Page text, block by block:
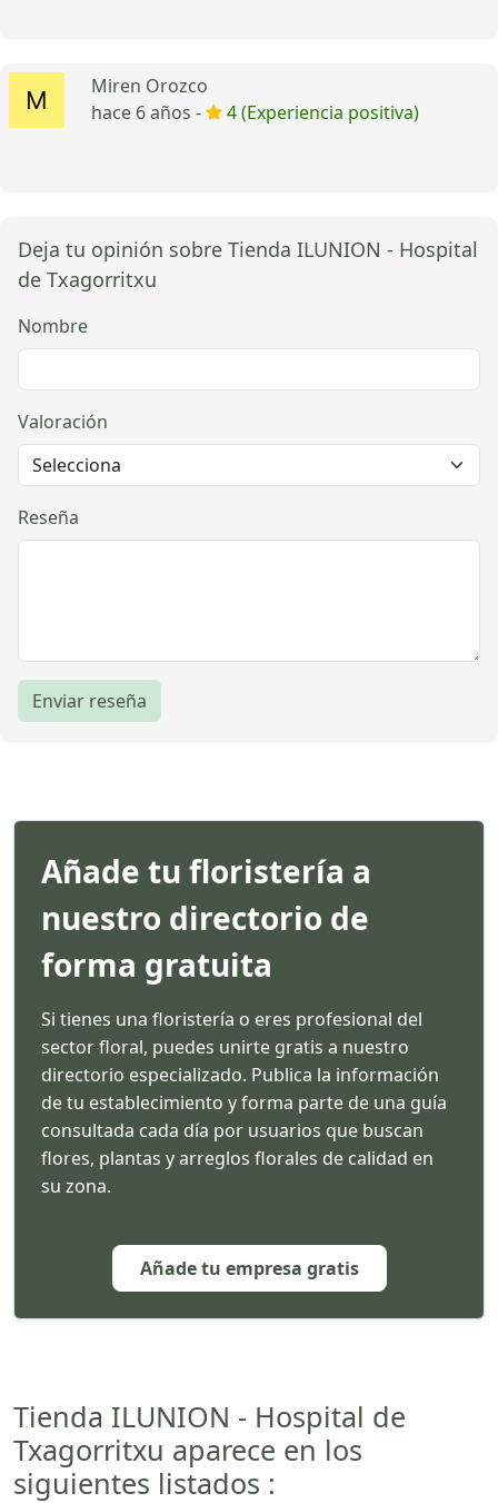
Miren Orozco
hace 6 años -
4 (Experiencia positiva)
Deja tu opinión sobre Tienda ILUNION - Hospital
de Txagorritxu
Nombre
Valoración
Reseña
Enviar reseña
Añade tu floristería a
nuestro directorio de
forma gratuita
Si tienes una floristería o eres profesional del
sector floral, puedes unirte gratis a nuestro
directorio especializado. Publica la información
de tu establecimiento y forma parte de una guía
consultada cada día por usuarios que buscan
flores, plantas y arreglos florales de calidad en
su zona.
Añade tu empresa gratis
Tienda ILUNION - Hospital de
Txagorritxu aparece en los
siguientes listados :